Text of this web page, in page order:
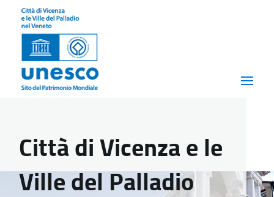
Città di Vicenza e le
Ville del Palladio